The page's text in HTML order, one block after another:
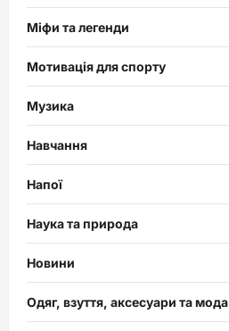
Міфи та легенди
Мотивація для спорту
Музика
Навчання
Напої
Наука та природа
Новини
Одяг, взуття, аксесуари та мода